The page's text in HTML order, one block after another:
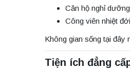
Căn hộ nghỉ
Công viên nhiệt
Không gian sống tại đây
Tiện ích đẳng